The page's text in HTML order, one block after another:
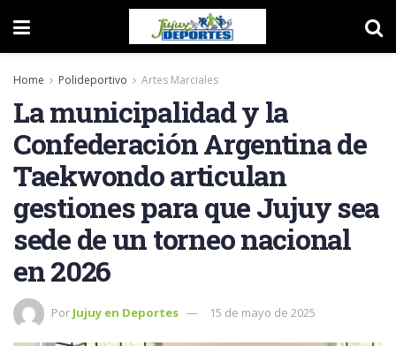
Home Polideportivo Artes Marciales
La municipalidad y la
Confederación Argentina de
Taekwondo articulan
gestiones para que Jujuy sea
sede de un torneo nacional
en 2026
Por Jujuy en Deportes 15 de mayo de 2025